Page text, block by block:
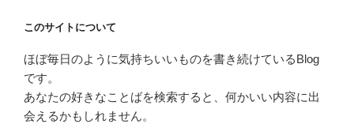
このサイトについて
ほぼ毎日のように気持ちいいものを書き続けているBlog
です。
あなたの好きなことばを検索すると、何かいい内容に出
会えるかもしれません。